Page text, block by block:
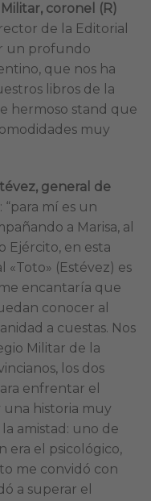
coronel (R)
de la Editorial
un profundo
que nos ha
libros de la
hermoso stand que
muy
general de
: “para mí es un
a Marisa, al
Ejército, en esta
«Toto» (Estévez) es
encantaría que
conocer al
a cuestas. Nos
Militar de la
los dos
enfrentar el
una historia muy
amistad: uno de
era el psicológico,
me convidó con
a superar el